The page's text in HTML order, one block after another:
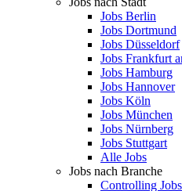
Jobs Berlin
Jobs Dortmund
Jobs Düsseldorf
Jobs Frankfurt
Jobs Hamburg
Jobs Hannover
Jobs Köln
Jobs München
Jobs Nürnberg
Jobs Stuttgart
Alle Jobs
Jobs nach Branche
Controlling Jobs